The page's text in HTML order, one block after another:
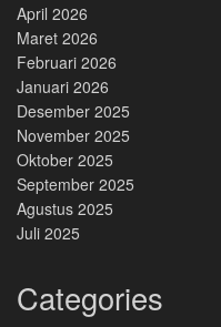
April 2026
Maret 2026
Februari 2026
Januari 2026
Desember 2025
November 2025
Oktober 2025
September 2025
Agustus 2025
Juli 2025
Categories